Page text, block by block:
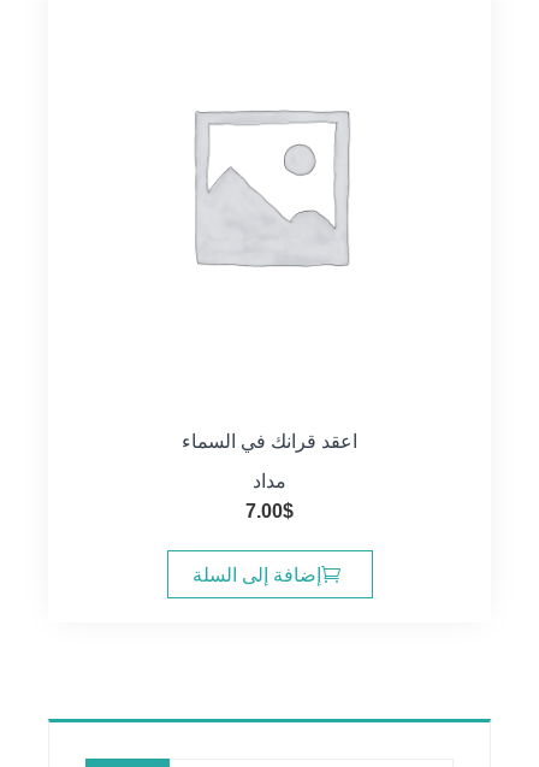
اعقد قرانك في السماء
مداد
7.00$
إضافة إلى السلة